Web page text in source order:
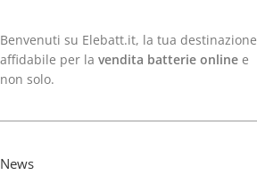
Benvenuti su Elebatt.it, la tua destinazione
affidabile per la vendita batterie online e
non solo.
News